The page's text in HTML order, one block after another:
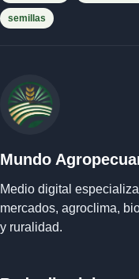
semillas
Mundo
Medio digital
mercados, agroclima,
y ruralidad.